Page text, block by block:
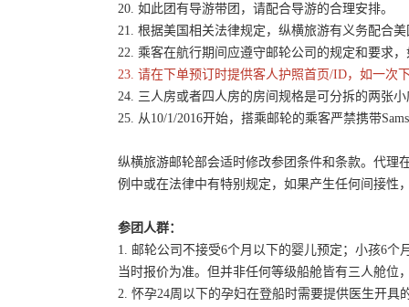
20. 如此团有导游带团，请配合导游的合理安排。
21. 根据美国相关法律规定，纵横旅游有义务配合
22. 乘客在航行期间应遵守邮轮公司的规定和要求
23. 请在下单预订时提供客人护照首页/ID，如一次
24. 三人房或者四人房的房间规格是可分拆的两张
25. 从10/1/2016开始，搭乘邮轮的乘客严禁携带
纵横旅游邮轮部会适时修改参团条件和条款。代理
例中或在法律中有特别规定，如果产生任何间接性
参团人群：
1. 邮轮公司不接受6个月以下的婴儿预定；小孩6
当时报价为准。但并非任何等级船舱皆有三人舱位
2. 怀孕24周以下的孕妇在登船时需要提供医生开具